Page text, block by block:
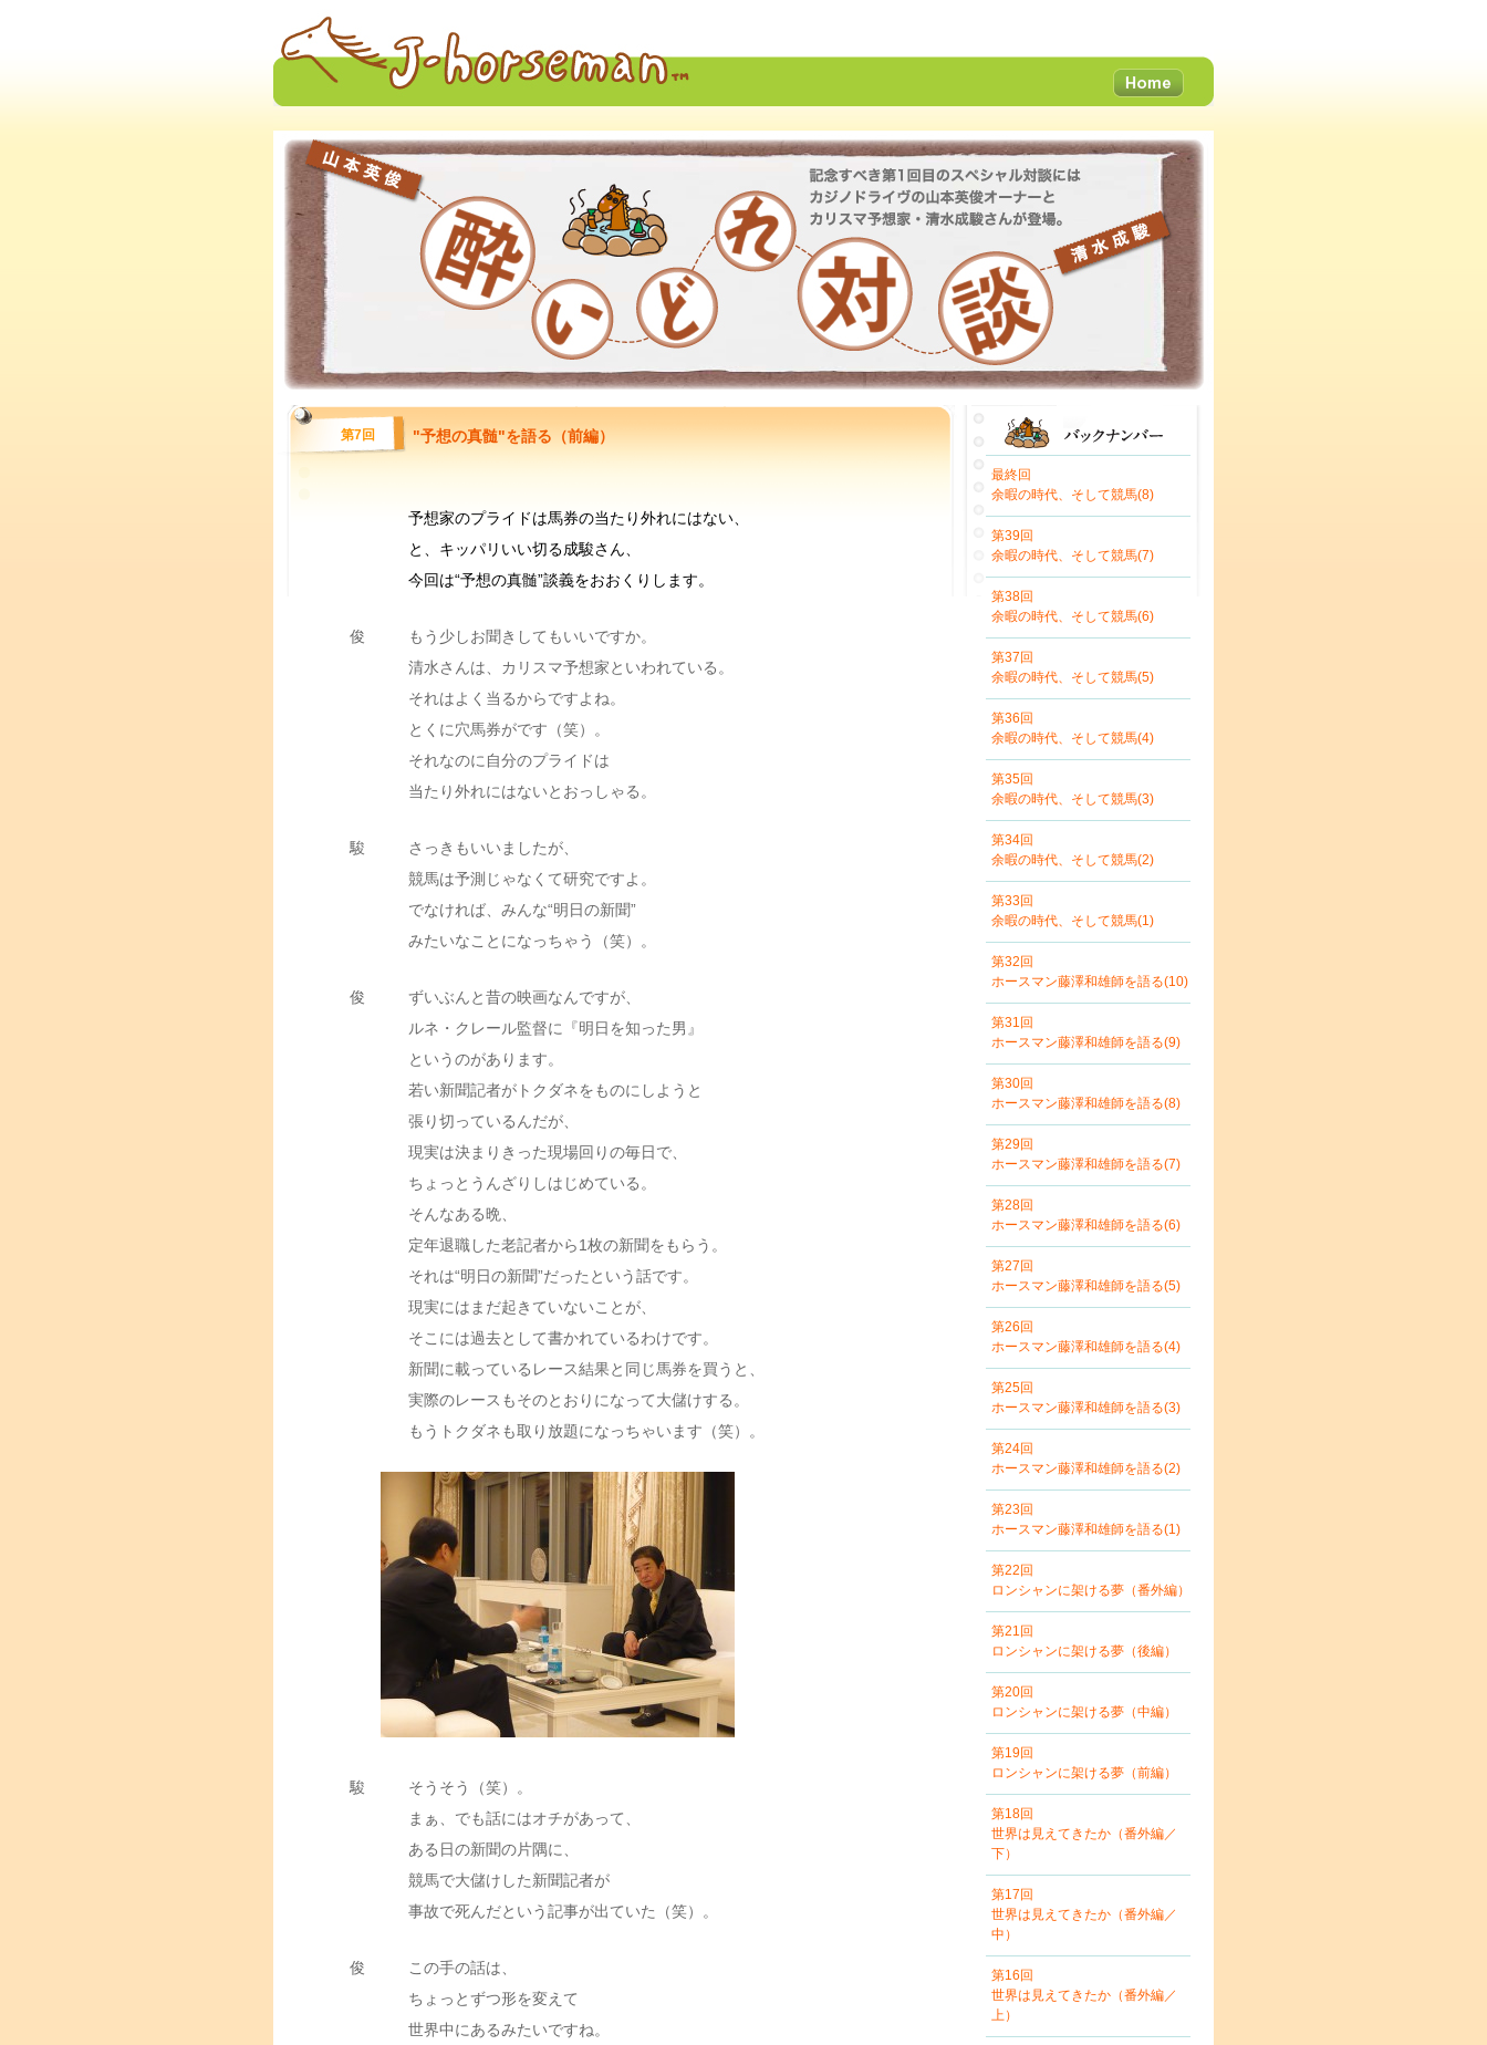
第7回 "予想の真髄"を語る（前編）
予想家のプライドは馬券の当たり外れにはない、
と、キッパリいい切る成駿さん、
今回は“予想の真髄”談義をおおくりします。
俊
もう少しお聞きしてもいいですか。
清水さんは、カリスマ予想家といわれている。
それはよく当るからですよね。
とくに穴馬券がです（笑）。
それなのに自分のプライドは
当たり外れにはないとおっしゃる。
駿
さっきもいいましたが、
競馬は予測じゃなくて研究ですよ。
でなければ、みんな“明日の新聞”
みたいなことになっちゃう（笑）。
俊
ずいぶんと昔の映画なんですが、
ルネ・クレール監督に『明日を知った男』
というのがあります。
若い新聞記者がトクダネをものにしようと
張り切っているんだが、
現実は決まりきった現場回りの毎日で、
ちょっとうんざりしはじめている。
そんなある晩、
定年退職した老記者から1枚の新聞をもらう。
それは“明日の新聞”だったという話です。
現実にはまだ起きていないことが、
そこには過去として書かれているわけです。
新聞に載っているレース結果と同じ馬券を買うと、
実際のレースもそのとおりになって大儲けする。
もうトクダネも取り放題になっちゃいます（笑）。
駿
そうそう（笑）。
まぁ、でも話にはオチがあって、
ある日の新聞の片隅に、
競馬で大儲けした新聞記者が
事故で死んだという記事が出ていた（笑）。
俊
この手の話は、
ちょっとずつ形を変えて
世界中にあるみたいですね。
最終回
余暇の時代、そして競馬(8)
第39回
余暇の時代、そして競馬(7)
第38回
余暇の時代、そして競馬(6)
第37回
余暇の時代、そして競馬(5)
第36回
余暇の時代、そして競馬(4)
第35回
余暇の時代、そして競馬(3)
第34回
余暇の時代、そして競馬(2)
第33回
余暇の時代、そして競馬(1)
第32回
ホースマン藤澤和雄師を語る(10)
第31回
ホースマン藤澤和雄師を語る(9)
第30回
ホースマン藤澤和雄師を語る(8)
第29回
ホースマン藤澤和雄師を語る(7)
第28回
ホースマン藤澤和雄師を語る(6)
第27回
ホースマン藤澤和雄師を語る(5)
第26回
ホースマン藤澤和雄師を語る(4)
第25回
ホースマン藤澤和雄師を語る(3)
第24回
ホースマン藤澤和雄師を語る(2)
第23回
ホースマン藤澤和雄師を語る(1)
第22回
ロンシャンに架ける夢（番外編）
第21回
ロンシャンに架ける夢（後編）
第20回
ロンシャンに架ける夢（中編）
第19回
ロンシャンに架ける夢（前編）
第18回
世界は見えてきたか（番外編／
下）
第17回
世界は見えてきたか（番外編／
中）
第16回
世界は見えてきたか（番外編／
上）